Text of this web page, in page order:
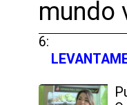
mundo
6: